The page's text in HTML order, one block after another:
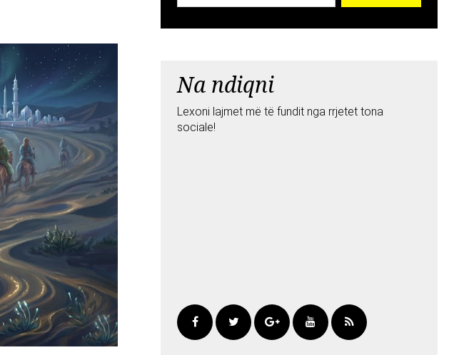
Na ndiqni
Lexoni lajmet më të fundit nga rrjetet tona
sociale!